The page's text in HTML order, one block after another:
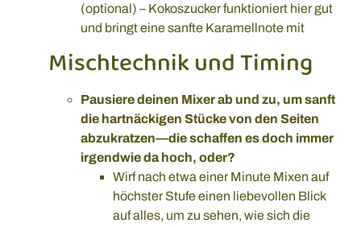
(optional) – Kokoszucker funktioniert hier gut
und bringt eine sanfte Karamellnote mit
Mischtechnik und Timing
Pausiere deinen Mixer ab und zu, um sanft
die hartnäckigen Stücke von den Seiten
abzukratzen—die schaffen es doch immer
irgendwie da hoch, oder?
Wirf nach etwa einer Minute Mixen auf
höchster Stufe einen liebevollen Blick
auf alles, um zu sehen, wie sich die